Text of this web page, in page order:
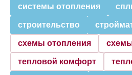
системы отопления
строительство
схемы отопления
тепловой комфорт